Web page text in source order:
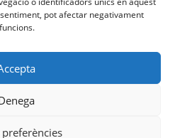
pot afectar negativament